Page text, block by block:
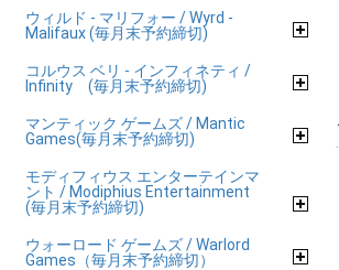
ウィルド - マリフォー / Wyrd -
Malifaux (毎月末予約締切)
コルウス ベリ - インフィネティ /
Infinity (毎月末予約締切)
マンティック ゲームズ / Mantic
Games(毎月末予約締切)
モディフィウス エンターテインマ
ント / Modiphius Entertainment
(毎月末予約締切)
ウォーロード ゲームズ / Warlord
Games（毎月末予約締切）